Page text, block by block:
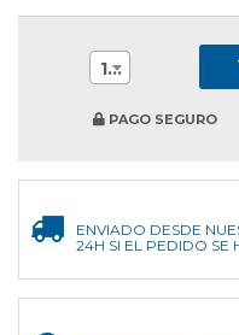
1
PAGO SEGURO
ENVIADO DESDE
24H SI EL PEDIDO SE